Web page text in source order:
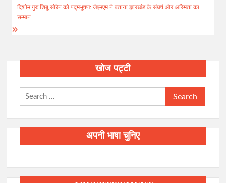
दिशोम गुरु शिबू सोरेन को पद्मभूषण: जेएमएम ने बताया झारखंड के संघर्ष और अस्मिता का
सम्मान
खोज पट्टी
Search
for:
अपनी भाषा चुनिए